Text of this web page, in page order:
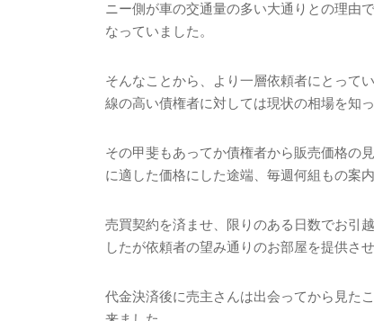
ニー側が車の交通量の多い大通りとの理由
なっていました。
そんなことから、より一層依頼者にとって
線の高い債権者に対しては現状の相場を知
その甲斐もあってか債権者から販売価格の
に適した価格にした途端、毎週何組もの案
売買契約を済ませ、限りのある日数でお引
したが依頼者の望み通りのお部屋を提供さ
代金決済後に売主さんは出会ってから見た